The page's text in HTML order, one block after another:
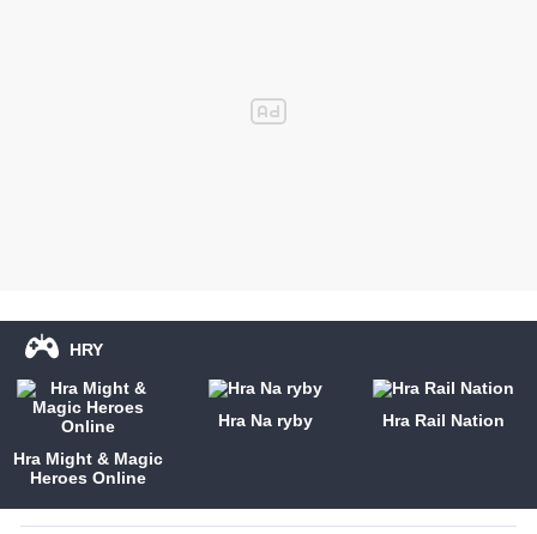
HRY
Hra Might & Magic
Heroes Online
Hra Na ryby Hra Rail Nation